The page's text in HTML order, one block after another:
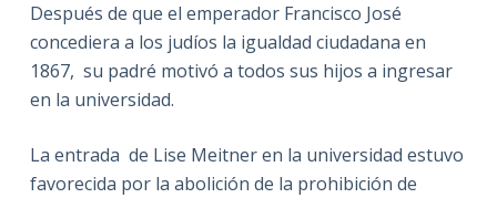
Después de que el emperador Francisco José
concediera a los judíos la igualdad ciudadana en
1867, su padré motivó a todos sus hijos a ingresar
en la universidad.
La entrada de Lise Meitner en la universidad estuvo
favorecida por la abolición de la prohibición de